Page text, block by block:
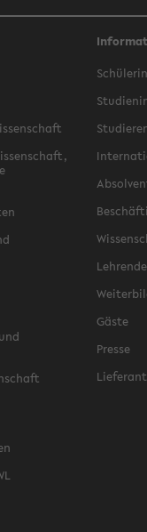
Lehrende
Gäste
Presse